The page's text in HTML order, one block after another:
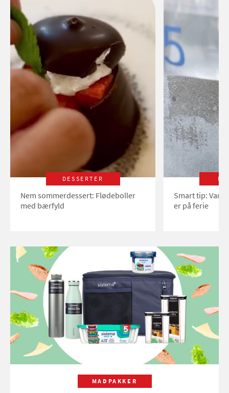
DESSERTER
Nem sommerdessert: Flødeboller
med bærfyld
Smart tip:
er på ferie
MADPAKKER